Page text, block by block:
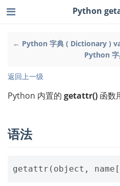
← Python 字典 ( Dictionary )
Python
Python
返回上一级
Python 内置的 getattr() 函数
语法
getattr ( object , name